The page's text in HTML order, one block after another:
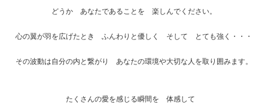
どうか あなたであることを 楽しんでください。
心の翼が羽を広げたとき ふんわりと優しく そして とても強く・・・
その波動は自分の内と繋がり あなたの環境や大切な人を取り囲みます。
たくさんの愛を感じる瞬間を 体感して